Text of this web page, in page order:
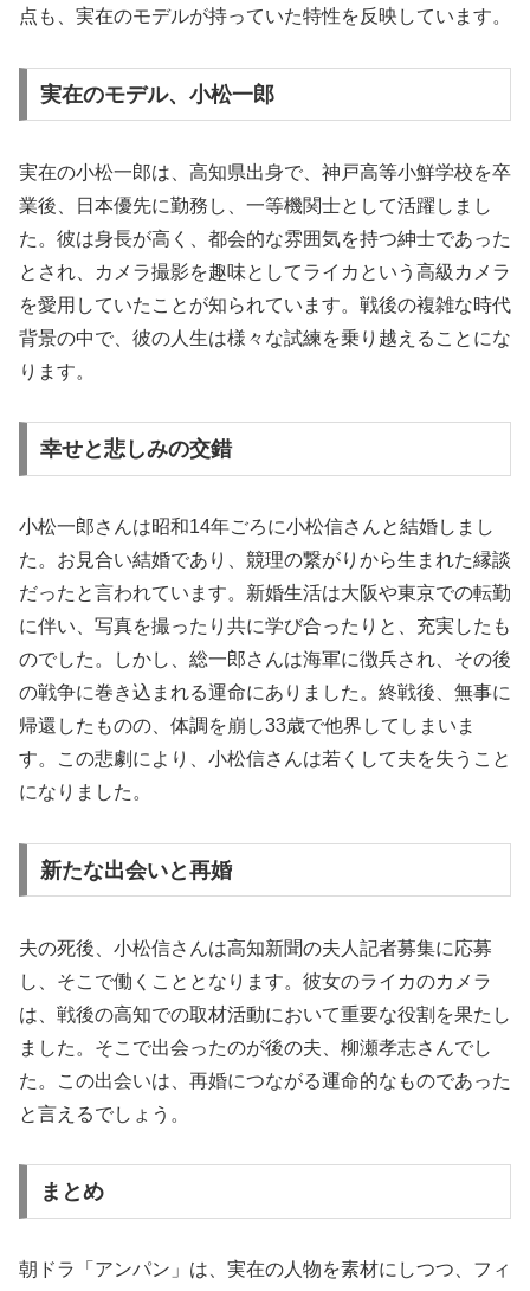
点も、実在のモデルが持っていた特性を反映しています。
実在のモデル、小松一郎
実在の小松一郎は、高知県出身で、神戸高等小鮮学校を卒
業後、日本優先に勤務し、一等機関士として活躍しまし
た。彼は身長が高く、都会的な雰囲気を持つ紳士であった
とされ、カメラ撮影を趣味としてライカという高級カメラ
を愛用していたことが知られています。戦後の複雑な時代
背景の中で、彼の人生は様々な試練を乗り越えることにな
ります。
幸せと悲しみの交錯
小松一郎さんは昭和14年ごろに小松信さんと結婚しまし
た。お見合い結婚であり、競理の繋がりから生まれた縁談
だったと言われています。新婚生活は大阪や東京での転勤
に伴い、写真を撮ったり共に学び合ったりと、充実したも
のでした。しかし、総一郎さんは海軍に徴兵され、その後
の戦争に巻き込まれる運命にありました。終戦後、無事に
帰還したものの、体調を崩し33歳で他界してしまいま
す。この悲劇により、小松信さんは若くして夫を失うこと
になりました。
新たな出会いと再婚
夫の死後、小松信さんは高知新聞の夫人記者募集に応募
し、そこで働くこととなります。彼女のライカのカメラ
は、戦後の高知での取材活動において重要な役割を果たし
ました。そこで出会ったのが後の夫、柳瀬孝志さんでし
た。この出会いは、再婚につながる運命的なものであった
と言えるでしょう。
まとめ
朝ドラ「アンパン」は、実在の人物を素材にしつつ、フィ